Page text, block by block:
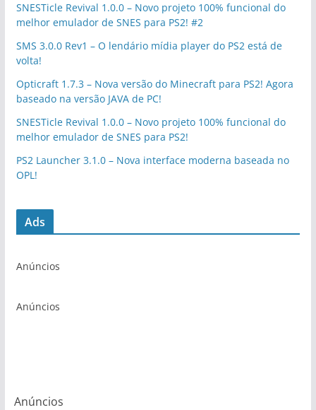
SNESTicle Revival 1.0.0 – Novo projeto 100% funcional do
melhor emulador de SNES para PS2! #2
SMS 3.0.0 Rev1 – O lendário mídia player do PS2 está de
volta!
Opticraft 1.7.3 – Nova versão do Minecraft para PS2! Agora
baseado na versão JAVA de PC!
SNESTicle Revival 1.0.0 – Novo projeto 100% funcional do
melhor emulador de SNES para PS2!
PS2 Launcher 3.1.0 – Nova interface moderna baseada no
OPL!
Ads
Anúncios
Anúncios
Anúncios